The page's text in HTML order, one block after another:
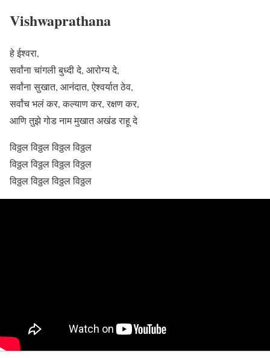
Vishwaprathana
हे ईश्वरा,
सर्वांना चांगली बुध्दी दे, आरोग्य दे,
सर्वांना सुखात, आनंदात, ऐश्वर्यात ठेव,
सर्वांच भलं कर, कल्याण कर, रक्षण कर,
आणि तुझे गोड नाम मुखात अखंड राहू दे
विठ्ठल विठ्ठल विठ्ठल विठ्ठल
विठ्ठल विठ्ठल विठ्ठल विठ्ठल
विठ्ठल विठ्ठल विठ्ठल विठ्ठल